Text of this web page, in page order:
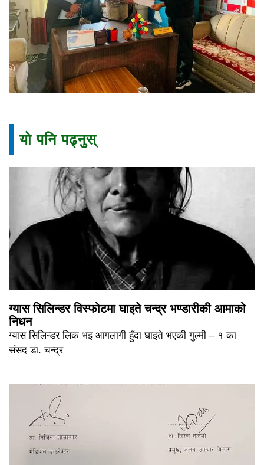
यो पनि पढ्नुस्
ग्यास सिलिन्डर विस्फोटमा घाइते चन्द्र भण्डारीकी आमाको
निधन
ग्यास सिलिन्डर लिक भइ आगलागी हुँदा घाइते भएकी गुल्मी – १ का
संसद डा. चन्द्र